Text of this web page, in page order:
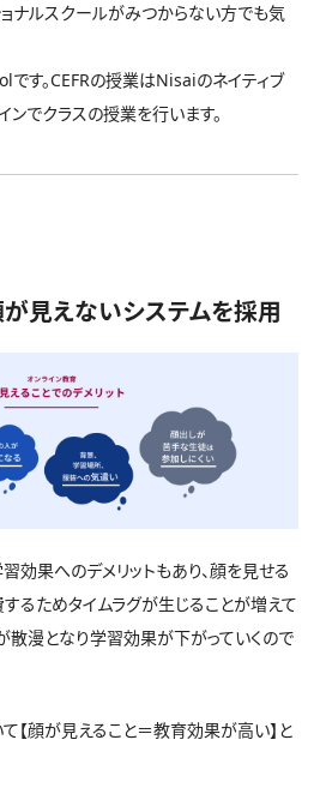
ナルスクールがみつからない方でも気
す。CEFRの授業はNisaiのネイティブ
でクラスの授業を行います。
見えないシステムを採用
効果へのデメリットもあり、顔を見せる
るためタイムラグが生じることが増えて
散漫となり学習効果が下がっていくので
【顔が見えること＝教育効果が高い】と